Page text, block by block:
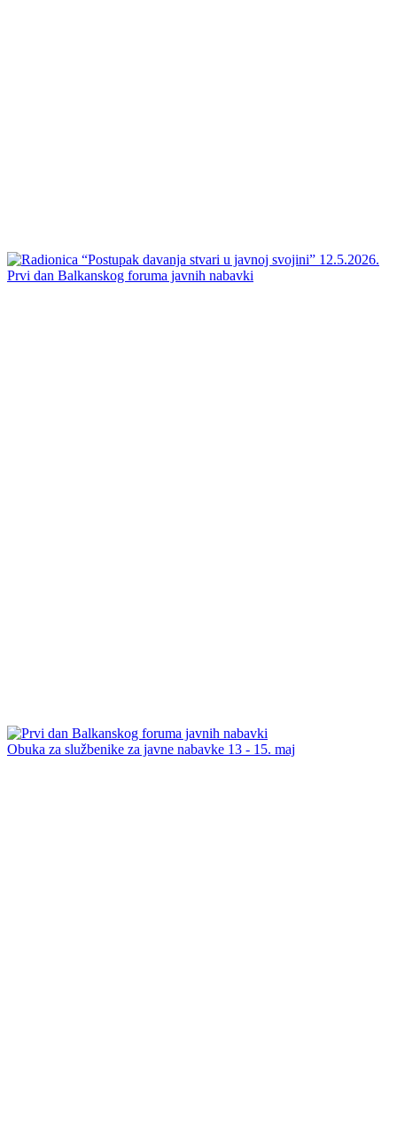
Prvi dan Balkanskog foruma javnih nabavki
Obuka za službenike za javne nabavke 13 - 15. maj